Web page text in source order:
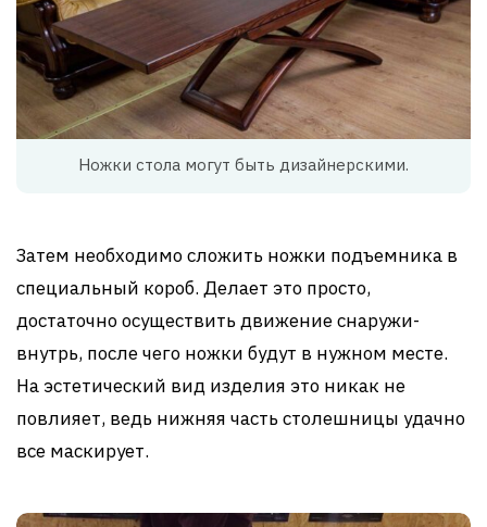
Ножки стола могут быть дизайнерскими.
Затем необходимо сложить ножки подъемника в
специальный короб. Делает это просто,
достаточно осуществить движение снаружи-
внутрь, после чего ножки будут в нужном месте.
На эстетический вид изделия это никак не
повлияет, ведь нижняя часть столешницы удачно
все маскирует.